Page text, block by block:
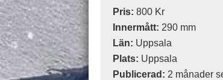
Pris: 800 Kr
Innermått: 290 mm
Län: Uppsala
Plats: Uppsala
Publicerad: 2 månader